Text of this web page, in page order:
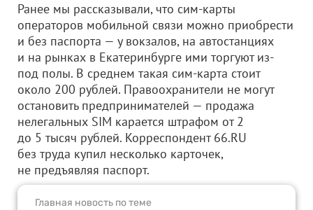
Ранее мы рассказывали, что сим-карты
операторов мобильной связи можно приобрести
и без паспорта — у вокзалов, на автостанциях
и на рынках в Екатеринбурге ими торгуют из-
под полы. В среднем такая сим-карта стоит
около 200 рублей. Правоохранители не могут
остановить предпринимателей — продажа
нелегальных SIM карается штрафом от 2
до 5 тысяч рублей. Корреспондент 66.RU
без труда купил несколько карточек,
не предъявляя паспорт.
Главная новость по теме